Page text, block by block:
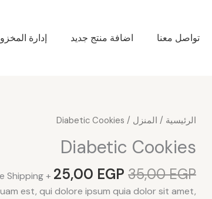
تواصل معنا اضافة منتج جديد إدارة
الرئيسية / المنزل / Diabetic Cookies
Diabetic Cookies
35,00EGP
السعر
هو:
35,00 EGP.
25,00 EGP
+ Free Shipping
est, qui dolore ipsum quia dolor sit amet,
كمية
Cookies